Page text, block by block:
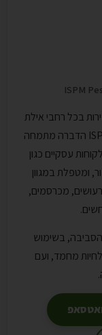
בכל רחבי אילת
והערבה, בכל שעות היום ובכל ימות השבוע. ISPM הדברה מתמחה
עסקיים כגון
ומטפלת במגוון
מכרסמים,
בשימוש
מחמד, ועם